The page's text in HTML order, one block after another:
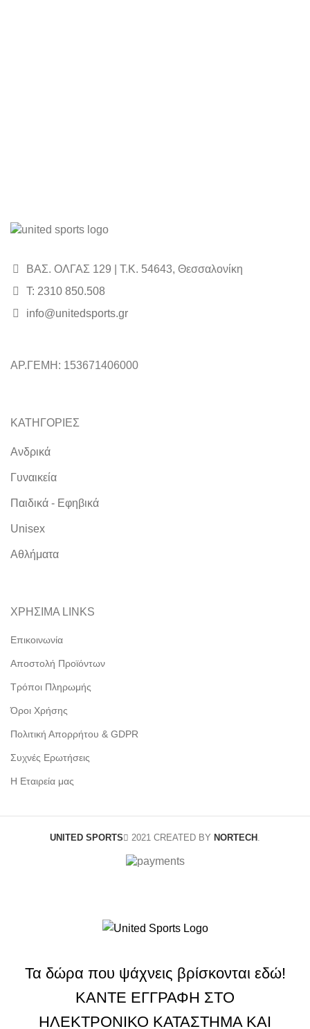
ΒΑΣ. ΟΛΓΑΣ 129 | Τ.Κ. 54643, Θεσσαλονίκη
Τ: 2310 850.508
info@unitedsports.gr
ΑΡ.ΓΕΜΗ: 153671406000
ΚΑΤΗΓΟΡΙΕΣ
Ανδρικά
Γυναικεία
Παιδικά - Εφηβικά
Unisex
Αθλήματα
ΧΡΗΣΙΜΑ LINKS
Επικοινωνία
Αποστολή Προϊόντων
Τρόποι Πληρωμής
Όροι Χρήσης
Πολιτική Απορρήτου & GDPR
Συχνές Ερωτήσεις
Η Εταιρεία μας
UNITED SPORTS 2021 CREATED BY NORTECH .
Τα δώρα που ψάχνεις βρίσκονται εδώ!
ΚΑΝΤΕ ΕΓΓΡΑΦΗ ΣΤΟ
ΗΛΕΚΤΡΟΝΙΚΟ ΚΑΤΑΣΤΗΜΑ ΚΑΙ